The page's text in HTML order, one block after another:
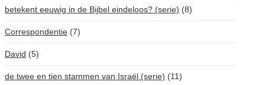
betekent eeuwig in de Bijbel eindeloos? (serie) (8)
Correspondentie (7)
David (5)
de twee en tien stammen van Israël (serie) (11)